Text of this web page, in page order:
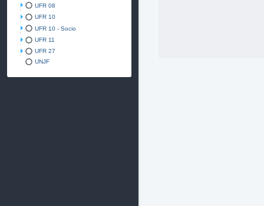
UFR 08
UFR 10
UFR 10 - Socio
UFR 11
UFR 27
UNJF